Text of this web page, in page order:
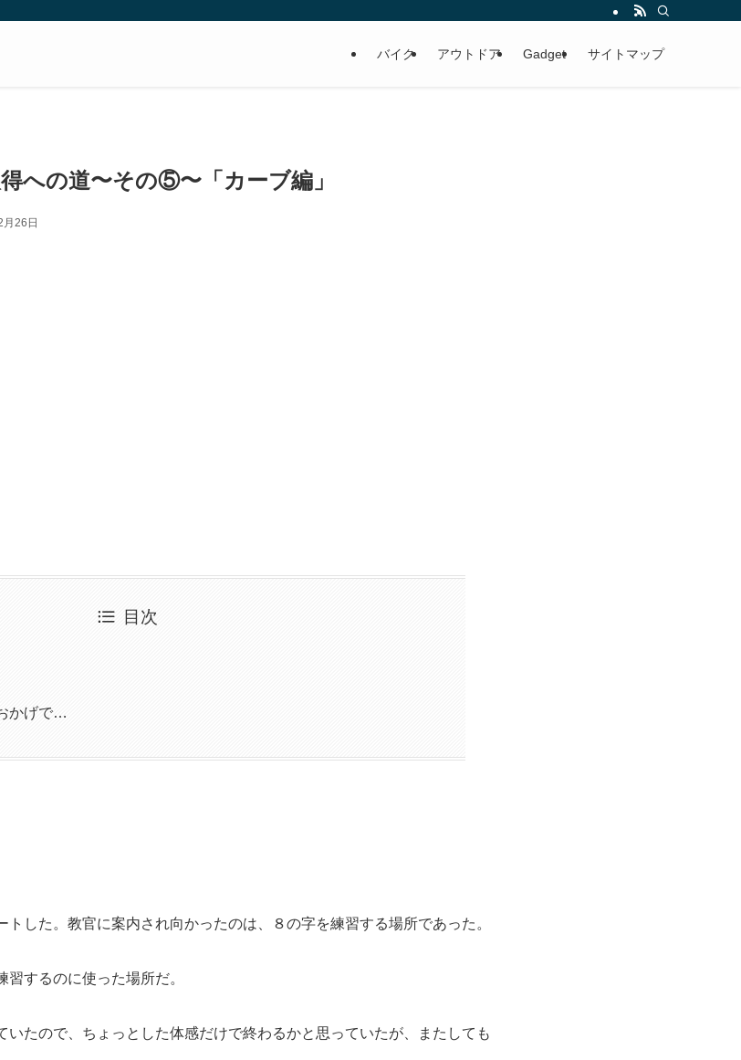
バイク アウトドア Gadget サイトマップ
への道〜その⑤〜「カーブ編」
26日
目次
かげで…
した。教官に案内され向かったのは、８の字を練習する場所であった。
するのに使った場所だ。
いたので、ちょっとした体感だけで終わるかと思っていたが、またしても